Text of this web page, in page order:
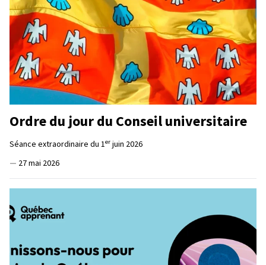
Ordre du jour du Conseil universitaire
Séance extraordinaire du 1er juin 2026
— 27 mai 2026